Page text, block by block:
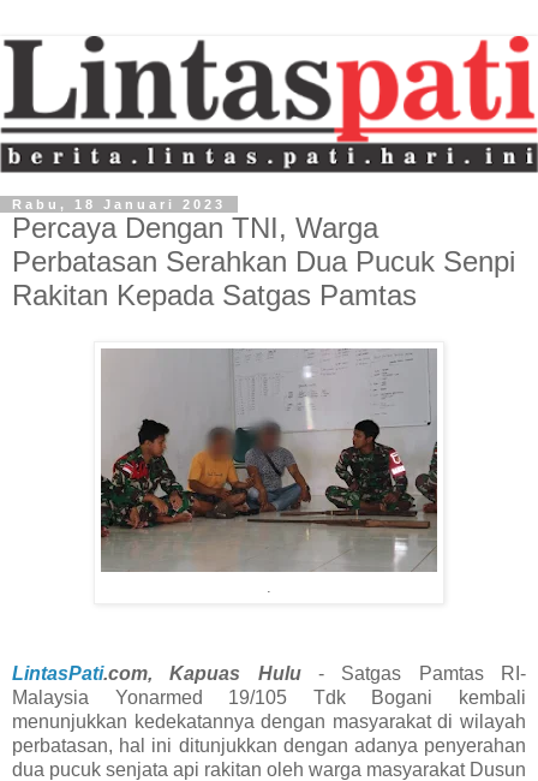
Rabu, 18 Januari 2023
Percaya Dengan TNI, Warga
Perbatasan Serahkan Dua Pucuk Senpi
Rakitan Kepada Satgas Pamtas
.
LintasPati.com, Kapuas Hulu- Satgas Pamtas RI-
Malaysia Yonarmed 19/105 Tdk Bogani kembali
menunjukkan kedekatannya dengan masyarakat di wilayah
perbatasan, hal ini ditunjukkan dengan adanya penyerahan
dua pucuk senjata api rakitan oleh warga masyarakat Dusun